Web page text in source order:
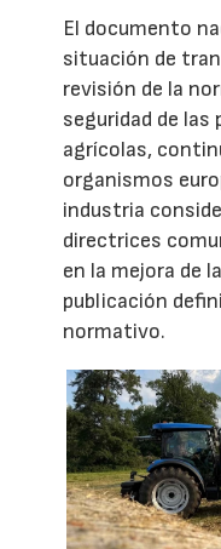
El documento
situación de
revisión de la
seguridad de
agrícolas,
organismos
industria
directrices
en la mejora de
publicación
normativo.